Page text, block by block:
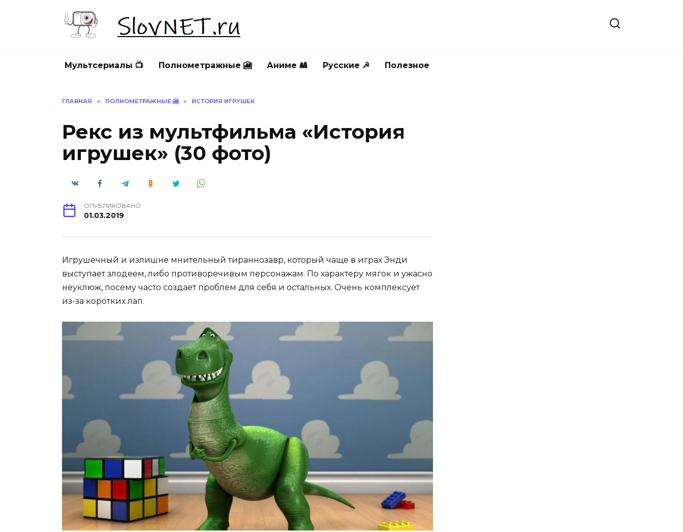
Мультсериалы 📺 Полнометражные 🎦 Аниме 🎎 Русские ☭ Полезное
ГЛАВНАЯ » ПОЛНОМЕТРАЖНЫЕ 🎦 » ИСТОРИЯ ИГРУШЕК
Рекс из мультфильма «История
игрушек» (30 фото)
ОПУБЛИКОВАНО
01.03.2019
Игрушечный и излишне мнительный тираннозавр, который чаще в играх Энди
выступает злодеем, либо противоречивым персонажам. По характеру мягок и ужасно
неуклюж, посему часто создает проблем для себя и остальных. Очень комплексует
из-за коротких лап.